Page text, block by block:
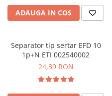
ADAUGA IN COS
Separator tip sertar EFD 10
1p+N ETI 002540002
24,39 RON